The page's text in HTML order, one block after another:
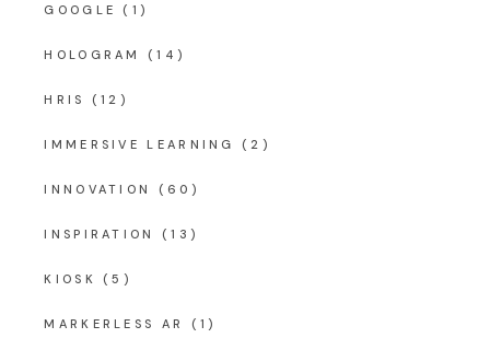
GOOGLE (1)
HOLOGRAM (14)
HRIS (12)
IMMERSIVE LEARNING (2)
INNOVATION (60)
INSPIRATION (13)
KIOSK (5)
MARKERLESS AR (1)